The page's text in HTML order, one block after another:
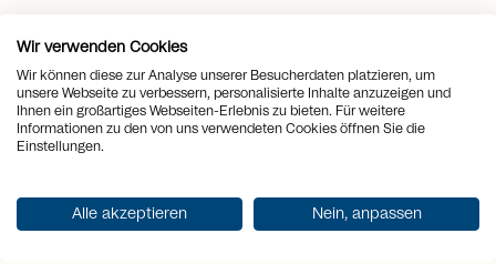
Highlights
1 2
Wir verwenden Cookies
Wir können diese zur Analyse unserer Besucherdaten platzieren, um
unsere Webseite zu verbessern, personalisierte Inhalte anzuzeigen und
Ihnen ein großartiges Webseiten-Erlebnis zu bieten. Für weitere
Informationen zu den von uns verwendeten Cookies öffnen Sie die
Einstellungen.
Alle akzeptieren Nein, anpassen